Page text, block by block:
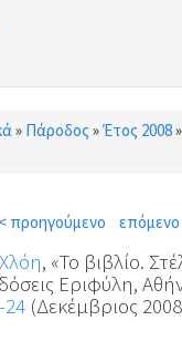
» Πάροδος »Έτος 2008»
< προηγούμενο
, «Το βιβλίο.
Εριφύλη,
24 (Δεκέμβριος